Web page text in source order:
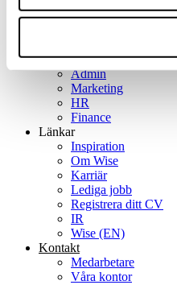
Management
Payroll
Admin
Marketing
HR
Finance
Länkar
Inspiration
Om Wise
Karriär
Lediga jobb
Registrera ditt CV
IR
Wise (EN)
Kontakt
Medarbetare
Våra kontor